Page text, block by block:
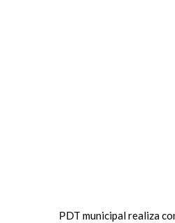
PDT municipal realiza